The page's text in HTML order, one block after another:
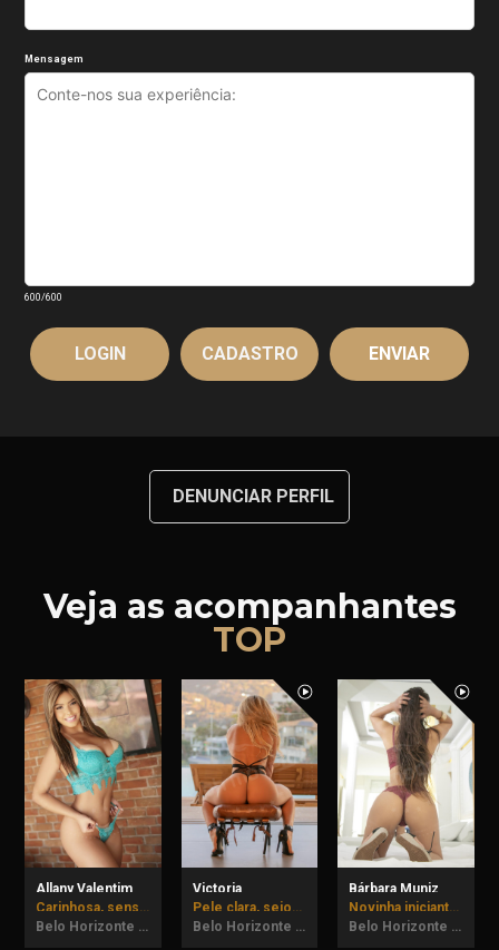
Mensagem
600/600
LOGIN CADASTRO
DENUNCIAR PERFIL
Veja as acompanhantes
TOP
Allany Valentim
Carinhosa, sensual e imprevisível podem vir provar.
Belo Horizonte - MG
Victoria
Pele clara, seios naturais e bumbum empinadinho.
Belo Horizonte - MG
Bárbara Muniz
Novinha iniciante, vem me conhecer!
Belo Horizonte - MG